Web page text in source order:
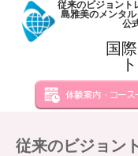
従来のビジョント
島雅美のメンタ
公
国
従来のビジョン